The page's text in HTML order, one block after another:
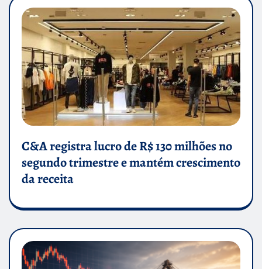
C&A registra lucro de R$ 130 milhões no
segundo trimestre e mantém crescimento
da receita